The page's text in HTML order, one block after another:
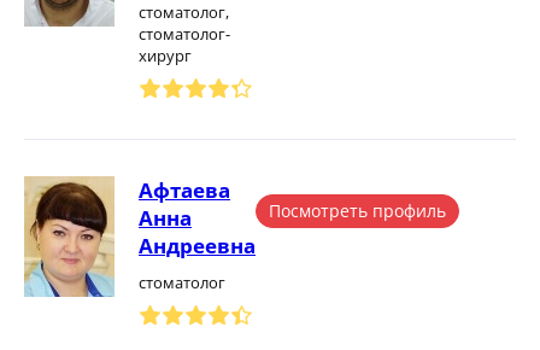
стоматолог,
стоматолог-
хирург
Афтаева
Анна
Андреевна
стоматолог
Посмотреть профиль